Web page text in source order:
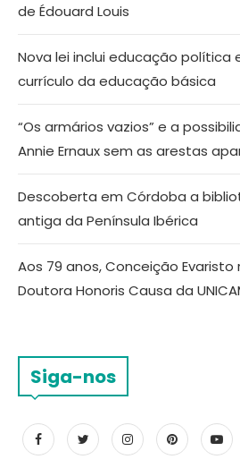
de Édouard Louis
Nova lei inclui educação política
currículo da educação básica
“Os armários vazios” e a
Annie Ernaux sem as arestas
Descoberta em Córdoba a
antiga da Península Ibérica
Aos 79 anos, Conceição
Doutora Honoris Causa da
Siga-nos